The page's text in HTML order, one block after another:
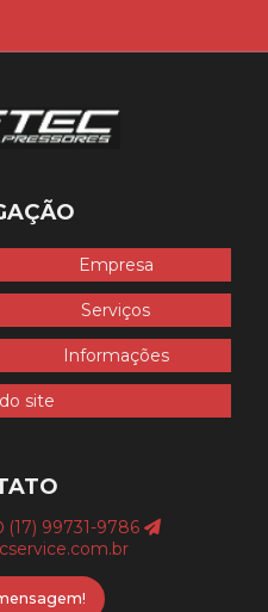
Empresa
Serviços
Informações
site
(17) 99731-9786